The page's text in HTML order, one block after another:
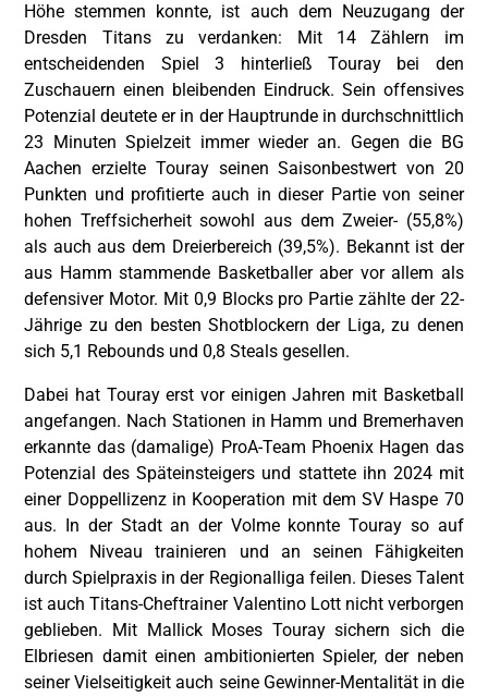
Höhe stemmen konnte, ist auch dem Neuzugang der
Dresden Titans zu verdanken: Mit 14 Zählern im
entscheidenden Spiel 3 hinterließ Touray bei den
Zuschauern einen bleibenden Eindruck. Sein offensives
Potenzial deutete er in der Hauptrunde in durchschnittlich
23 Minuten Spielzeit immer wieder an. Gegen die BG
Aachen erzielte Touray seinen Saisonbestwert von 20
Punkten und profitierte auch in dieser Partie von seiner
hohen Treffsicherheit sowohl aus dem Zweier- (55,8%)
als auch aus dem Dreierbereich (39,5%). Bekannt ist der
aus Hamm stammende Basketballer aber vor allem als
defensiver Motor. Mit 0,9 Blocks pro Partie zählte der 22-
Jährige zu den besten Shotblockern der Liga, zu denen
sich 5,1 Rebounds und 0,8 Steals gesellen.
Dabei hat Touray erst vor einigen Jahren mit Basketball
angefangen. Nach Stationen in Hamm und Bremerhaven
erkannte das (damalige) ProA-Team Phoenix Hagen das
Potenzial des Späteinsteigers und stattete ihn 2024 mit
einer Doppellizenz in Kooperation mit dem SV Haspe 70
aus. In der Stadt an der Volme konnte Touray so auf
hohem Niveau trainieren und an seinen Fähigkeiten
durch Spielpraxis in der Regionalliga feilen. Dieses Talent
ist auch Titans-Cheftrainer Valentino Lott nicht verborgen
geblieben. Mit Mallick Moses Touray sichern sich die
Elbriesen damit einen ambitionierten Spieler, der neben
seiner Vielseitigkeit auch seine Gewinner-Mentalität in die